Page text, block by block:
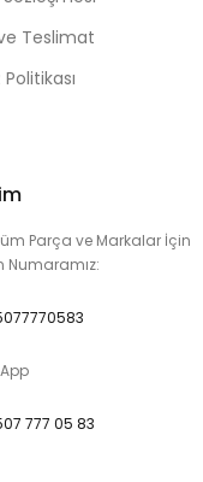
Teslimat
Parça ve Markalar İçin
Numaramız:
777 05 83